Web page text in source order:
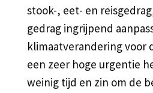
stook-, eet- en
gedrag ingrijpend
klimaatverandering voor
een zeer hoge urgentie
weinig tijd en zin om de